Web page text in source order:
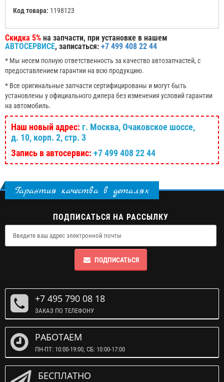
Код товара: 1198123
Скидка 5% на запчасти, при установке в нашем
АВТОСЕРВИСЕ, записаться: +7 499 408 22 44
* Мы несем полную ответственность за качество автозапчастей, с
предоставлением гарантии на всю продукцию.
* Все оригинальные запчасти сертифицированы и могут быть
установлены у официального дилера без изменения условий гарантии
на автомобиль.
Наш новый адрес: г. Москва, Очаковское шоссе,
д. 10, корп. 2, стр. 3
Запись в автосервис: +7 499 408 22 44
Гарантия качества в деталях
ПОДПИСАТЬСЯ НА РАССЫЛКУ
ПОДПИСАТЬСЯ
+7 495 790 08 18
ЗАКАЗ ПО ТЕЛЕФОНУ
РАБОТАЕМ
ПН-ПТ: 10:00-19:00, СБ: 10:00-17:00
БЕСПЛАТНО